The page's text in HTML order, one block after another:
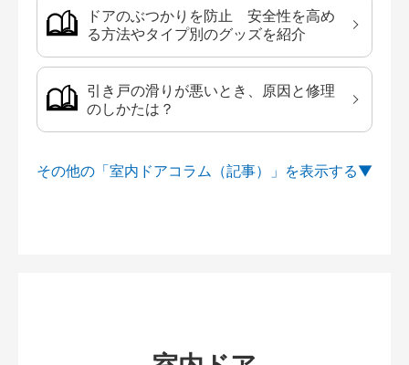
ドアのぶつかりを防止 安全性を高め
る方法やタイプ別のグッズを紹介
引き戸の滑りが悪いとき、原因と修理
のしかたは？
その他の「室内ドアコラム（記事）」を